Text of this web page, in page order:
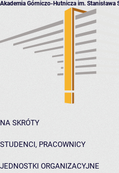
Akademia Górniczo-Hutnicza im. Stanisława
NA SKRÓTY
STUDENCI, PRACOWNICY
JEDNOSTKI ORGANIZACYJNE